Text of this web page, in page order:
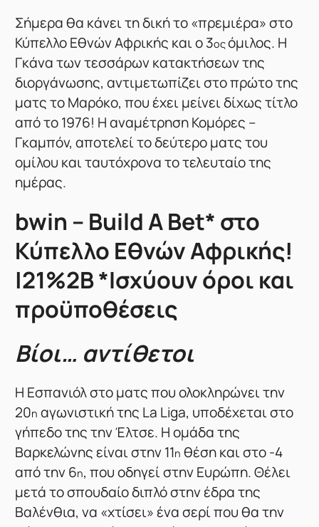
Σήμερα θα κάνει τη δική το «πρεμιέρα» στο
Κύπελλο Εθνών Αφρικής και ο 3οςόμιλος. Η
Γκάνα των τεσσάρων κατακτήσεων της
διοργάνωσης, αντιμετωπίζει στο πρώτο της
ματς το Μαρόκο, που έχει μείνει δίχως τίτλο
από το 1976! Η αναμέτρηση Κομόρες –
Γκαμπόν, αποτελεί το δεύτερο ματς του
ομίλου και ταυτόχρονα το τελευταίο της
ημέρας.
bwin – Build A Bet* στο
Κύπελλο Εθνών Αφρικής!
|21%2B *Ισχύουν όροι και
προϋποθέσεις
Βίοι… αντίθετοι
Η Εσπανιόλ στο ματς που ολοκληρώνει την
20η αγωνιστική της La Liga, υποδέχεται στο
γήπεδο της την Έλτσε. Η ομάδα της
Βαρκελώνης είναι στην 11η θέση και στο -4
από την 6η, που οδηγεί στην Ευρώπη. Θέλει
μετά το σπουδαίο διπλό στην έδρα της
Βαλένθια, να «χτίσει» ένα σερί που θα την